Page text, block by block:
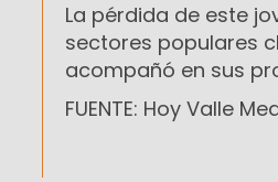
La pérdida de este
sectores populares
acompañó en sus
FUENTE: Hoy Valle